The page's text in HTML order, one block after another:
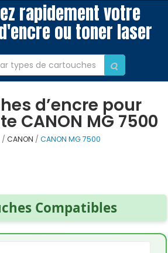
rapidement votre
ou toner laser
d’encre pour
CANON MG 7500
CANON CANON MG 7500
Compatibles